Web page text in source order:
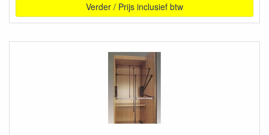
Verder / Prijs inclusief btw